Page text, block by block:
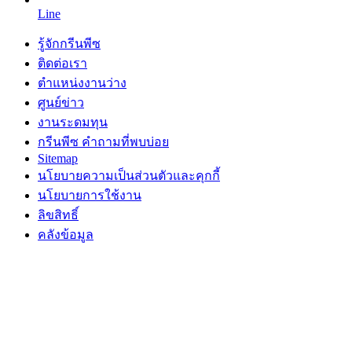
Line
รู้จักกรีนพีซ
ติดต่อเรา
ตำแหน่งงานว่าง
ศูนย์ข่าว
งานระดมทุน
กรีนพีซ คำถามที่พบบ่อย
Sitemap
นโยบายความเป็นส่วนตัวและคุกกี้
นโยบายการใช้งาน
ลิขสิทธิ์
คลังข้อมูล